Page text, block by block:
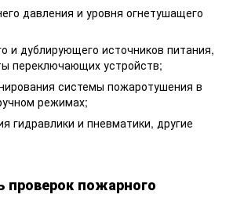
давления и уровня огнетушащего
и дублирующего источников питания,
переключающих устройств;
системы пожаротушения в
режимах;
гидравлики и пневматики, другие
проверок пожарного